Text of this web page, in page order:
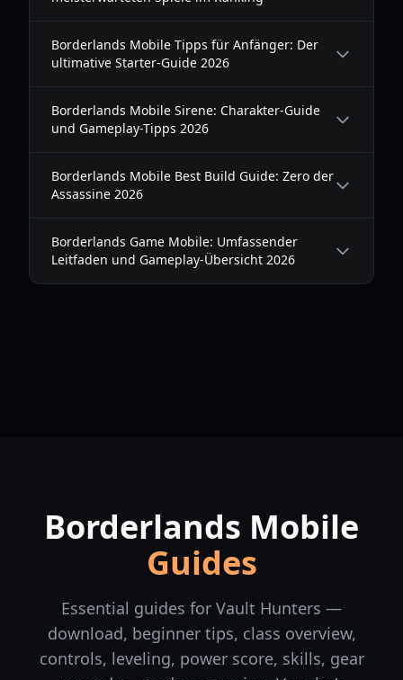
Borderlands Mobile Tipps für Anfänger: Der
ultimative Starter-Guide 2026
Borderlands Mobile Sirene: Charakter-Guide
und Gameplay-Tipps 2026
Borderlands Mobile Best Build Guide: Zero der
Assassine 2026
Borderlands Game Mobile: Umfassender
Leitfaden und Gameplay-Übersicht 2026
Borderlands Mobile
Guides
Essential guides for Vault Hunters —
download, beginner tips, class overview,
controls, leveling, power score, skills, gear